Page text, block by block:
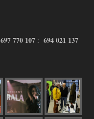
697 770 107 : 694 021 137